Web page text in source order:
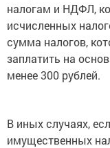
налогам и НДФЛ,
исчисленных
сумма налогов,
заплатить на
менее 300 рублей.
В иных случаях,
имущественных